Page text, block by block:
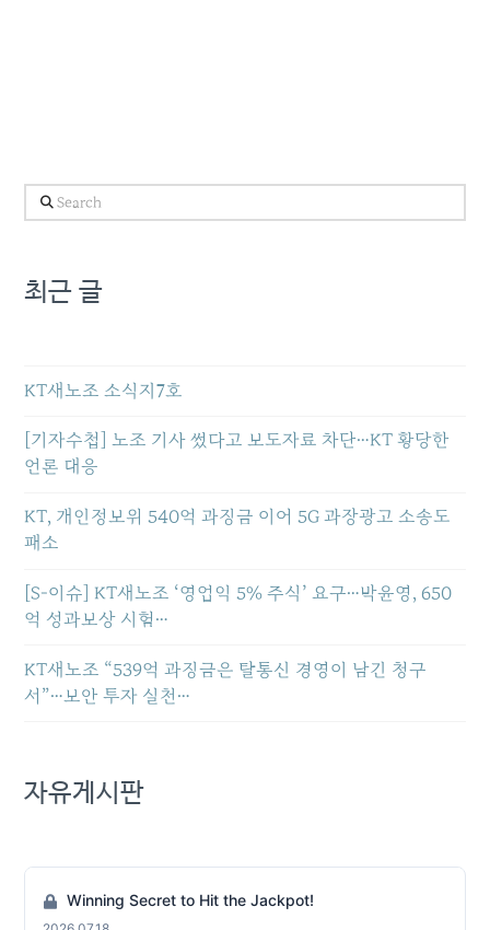
Search
최근 글
KT새노조 소식지7호
[기자수첩] 노조 기사 썼다고 보도자료 차단…KT 황당한
언론 대응
KT, 개인정보위 540억 과징금 이어 5G 과장광고 소송도
패소
[S-이슈] KT새노조 ‘영업익 5% 주식’ 요구…박윤영, 650
억 성과보상 시험…
KT새노조 “539억 과징금은 탈통신 경영이 남긴 청구
서”…보안 투자 실천…
자유게시판
Winning Secret to Hit the Jackpot!